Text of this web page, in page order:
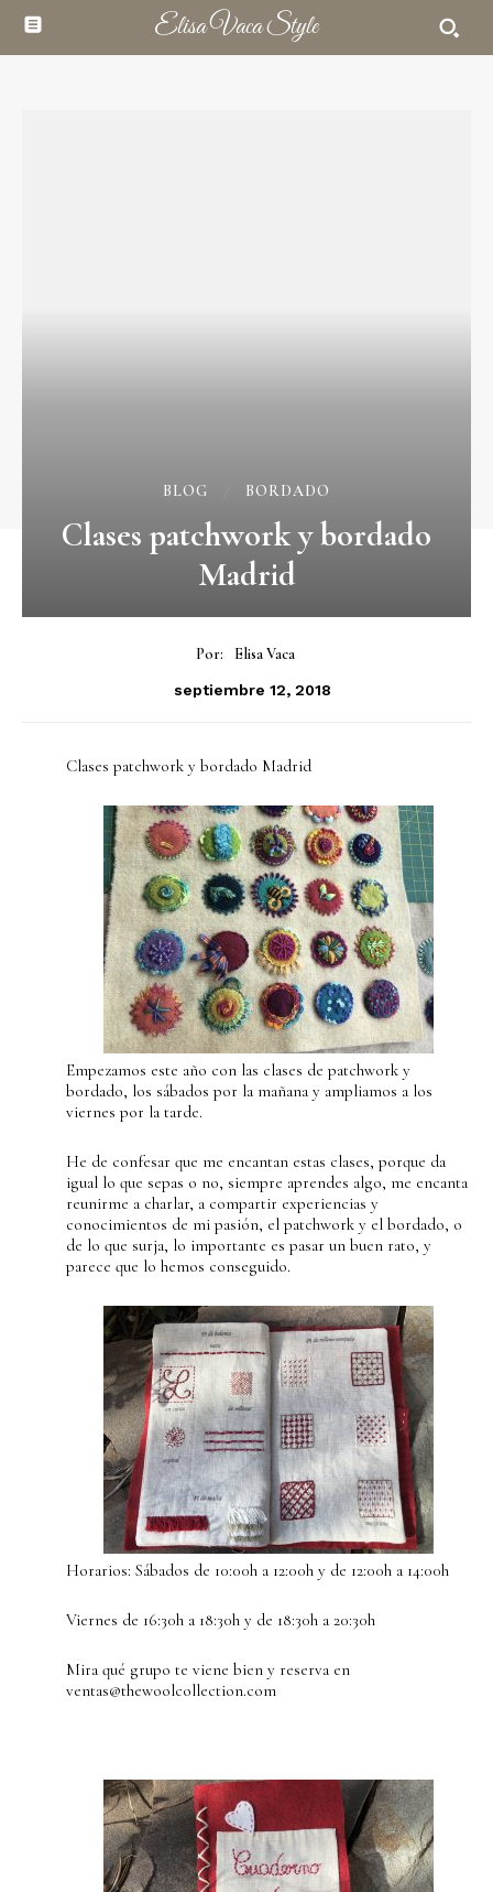
Elisa Vaca Style
BLOG BORDADO
Clases patchwork y bordado
Madrid
Por: Elisa Vaca
septiembre 12, 2018
Clases patchwork y bordado Madrid
Empezamos este año con las clases de patchwork y
bordado, los sábados por la mañana y ampliamos a los
viernes por la tarde.
He de confesar que me encantan estas clases, porque da
igual lo que sepas o no, siempre aprendes algo, me encanta
reunirme a charlar, a compartir experiencias y
conocimientos de mi pasión, el patchwork y el bordado, o
de lo que surja, lo importante es pasar un buen rato, y
parece que lo hemos conseguido.
Horarios: Sábados de 10:00h a 12:00h y de 12:00h a 14:00h
Viernes de 16:30h a 18:30h y de 18:30h a 20:30h
Mira qué grupo te viene bien y reserva en
ventas@thewoolcollection.com